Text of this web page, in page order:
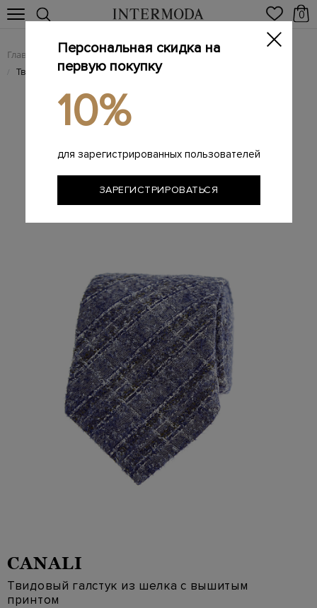
0
Главная Мужчинам / Аксессуары / Галстуки
/ Твидовый галстук из шелка с вышитым принтом
CANALI
Твидовый галстук из шелка с вышитым
принтом
Персональная скидка на
первую покупку
10%
для зарегистрированных пользователей
ЗАРЕГИСТРИРОВАТЬСЯ